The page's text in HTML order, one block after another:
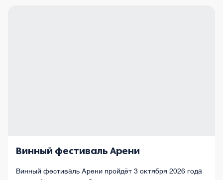
Винный фестиваль Арени
Винный фестиваль Арени пройдёт 3 октября 2026 года